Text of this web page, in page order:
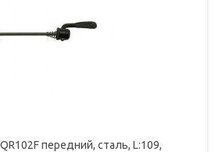
передний, сталь, L:109,